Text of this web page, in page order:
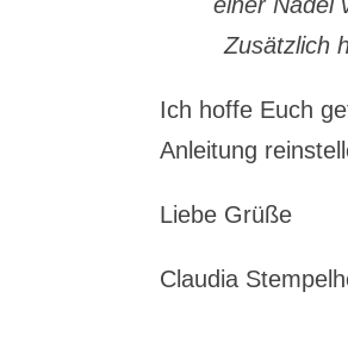
Zusätzlich
Ich hoffe Euch
Anleitung
Liebe Grüße
Claudia